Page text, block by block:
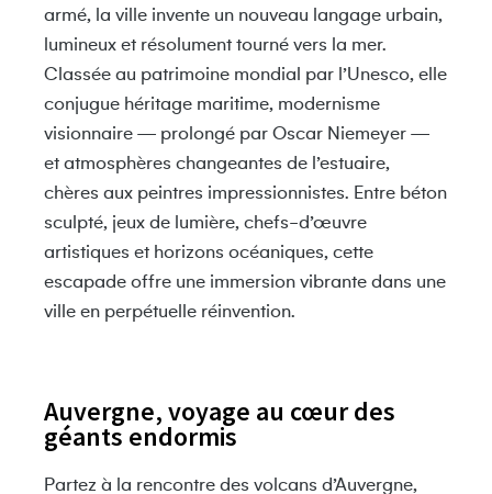
armé, la ville invente un nouveau langage urbain,
lumineux et résolument tourné vers la mer.
Classée au patrimoine mondial par l’Unesco, elle
conjugue héritage maritime, modernisme
visionnaire — prolongé par Oscar Niemeyer —
et atmosphères changeantes de l’estuaire,
chères aux peintres impressionnistes. Entre béton
sculpté, jeux de lumière, chefs-d’œuvre
artistiques et horizons océaniques, cette
escapade offre une immersion vibrante dans une
ville en perpétuelle réinvention.
Auvergne, voyage au cœur des
géants endormis
Partez à la rencontre des volcans d’Auvergne,